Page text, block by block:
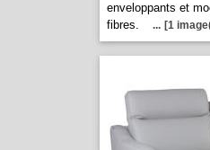
enveloppants et
fibres.
... [1